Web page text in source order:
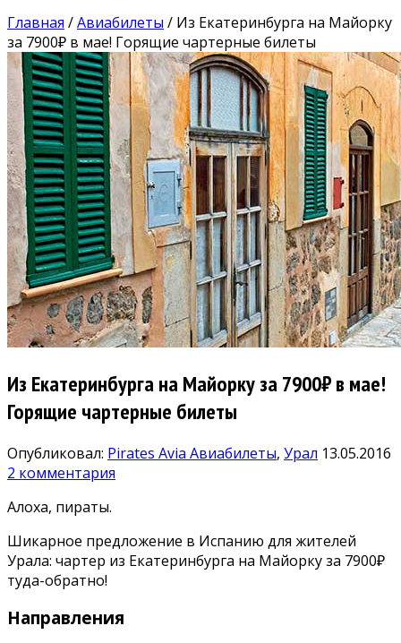
Главная /Авиабилеты / Из Екатеринбурга на Майорку
за 7900₽ в мае! Горящие чартерные билеты
Из Екатеринбурга на Майорку за 7900₽ в мае!
Горящие чартерные билеты
Опубликовал: Pirates Avia Авиабилеты, Урал 13.05.2016
2 комментария
Алоха, пираты.
Шикарное предложение в Испанию для жителей
Урала: чартер из Екатеринбурга на Майорку за 7900₽
туда-обратно!
Направления